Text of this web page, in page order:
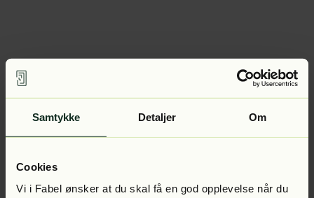
Samtykke Detaljer Om
Cookies
Vi i Fabel ønsker at du skal få en god opplevelse når du